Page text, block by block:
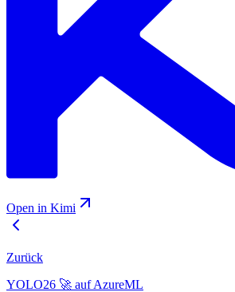
Open in Kimi
Zurück
YOLO26 🚀 auf AzureML